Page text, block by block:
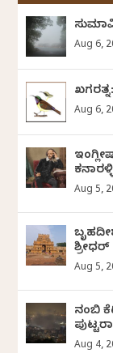
Aug 6,
Aug 6,
Aug 5,
Aug 5,
ನಂಬಿ
Aug 4,